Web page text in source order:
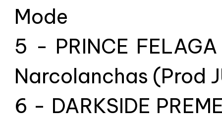
Mode
5 - PRINCE
Narcolanchas (Prod
6 - DARKSIDE